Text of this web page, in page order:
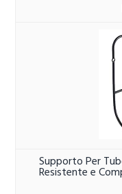
Supporto Per
Resistente e